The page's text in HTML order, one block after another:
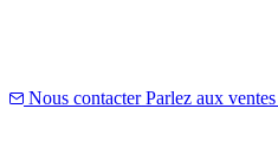
Nous contacter Parlez aux